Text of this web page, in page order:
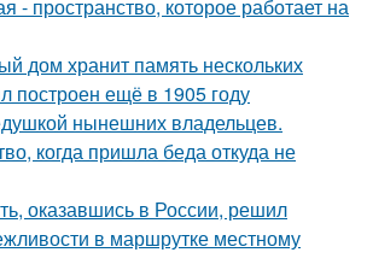
- пространство, которое работает на
дом хранит память нескольких
построен ещё в 1905 году
нынешних владельцев.
когда пришла беда откуда не
оказавшись в России, решил
в маршрутке местному